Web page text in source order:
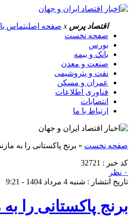
اقتصاد پرس x صفحه اصلیتماس
صفحه نخست
بورس
بانک و بیمه
صنعت و معدن
نفت و پتروشیمی
عمران و مسکن
فناوری اطلاعات
انتصابات
ارتباط با ما
صفحه نخست » برنج پاکستانی را به
کد خبر : 32721
۰ نظر
تاریخ انتشار : شنبه 4 مرداد 1404 - 9:21
برنج پاکستانی را